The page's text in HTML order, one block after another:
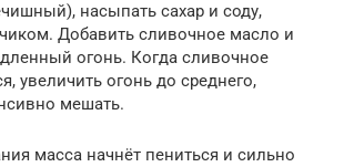
насыпать сахар и соду,
Добавить сливочное масло и
огонь. Когда сливочное
увеличить огонь до среднего,
мешать.
масса начнёт пениться и сильно